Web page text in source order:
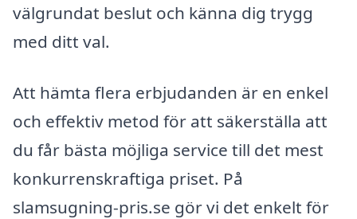
välgrundat beslut och känna dig trygg
med ditt val.
Att hämta flera erbjudanden är en enkel
och effektiv metod för att säkerställa att
du får bästa möjliga service till det mest
konkurrenskraftiga priset. På
slamsugning-pris.se gör vi det enkelt för